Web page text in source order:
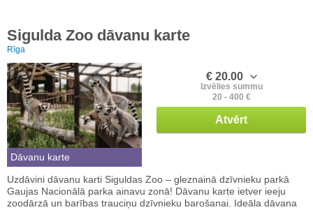
Sigulda Zoo dāvanu karte
Rīga
Dāvanu karte
€ 20.00
Izvēlies summu
20 - 400 €
Atvērt
Uzdāvini dāvanu karti Siguldas Zoo – gleznainā dzīvnieku parkā
Gaujas Nacionālā parka ainavu zonā! Dāvanu karte ietver ieeju
zoodārzā un barības trauciņu dzīvnieku barošanai. Ideāla dāvana